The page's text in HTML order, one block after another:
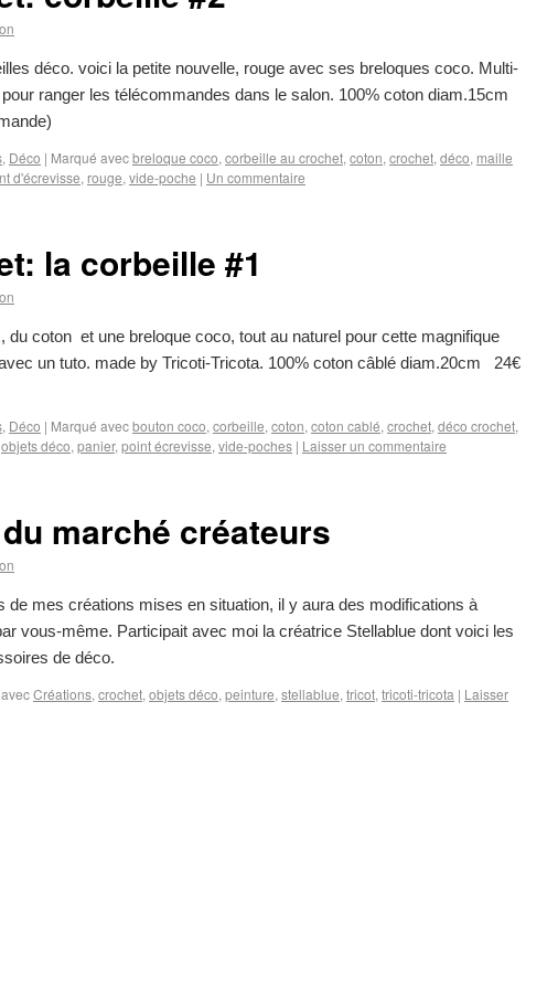
déco. voici la petite nouvelle, rouge avec ses breloques coco. Multi-
ranger les télécommandes dans le salon. 100% coton diam.15cm
, Déco | Marqué avecbreloque coco, corbeille au crochet, coton, crochet, déco, maille
d'écrevisse, rouge, vide-poche | Un commentaire
la corbeille #1
du coton et une breloque coco, tout au naturel pour cette magnifique
un tuto. made by Tricoti-Tricota. 100% coton câblé diam.20cm 24€
, Déco | Marqué avecbouton coco, corbeille, coton, coton cablé, crochet, déco crochet,
objets déco, panier, point écrevisse, vide-poches | Laisser un commentaire
marché créateurs
de mes créations mises en situation, il y aura des modifications à
vous-même. Participait avec moi la créatrice Stellablue dont voici les
de déco.
Créations, crochet, objets déco, peinture, stellablue, tricot, tricoti-tricota | Laisser